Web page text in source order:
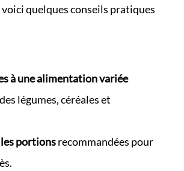
voici quelques conseils pratiques
à une alimentation variée
légumes, céréales et
les portionsrecommandées pour